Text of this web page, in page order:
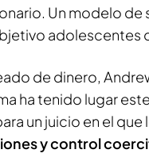
Un modelo
adolescentes
de dinero,
ha tenido lugar
un juicio en el que
y control